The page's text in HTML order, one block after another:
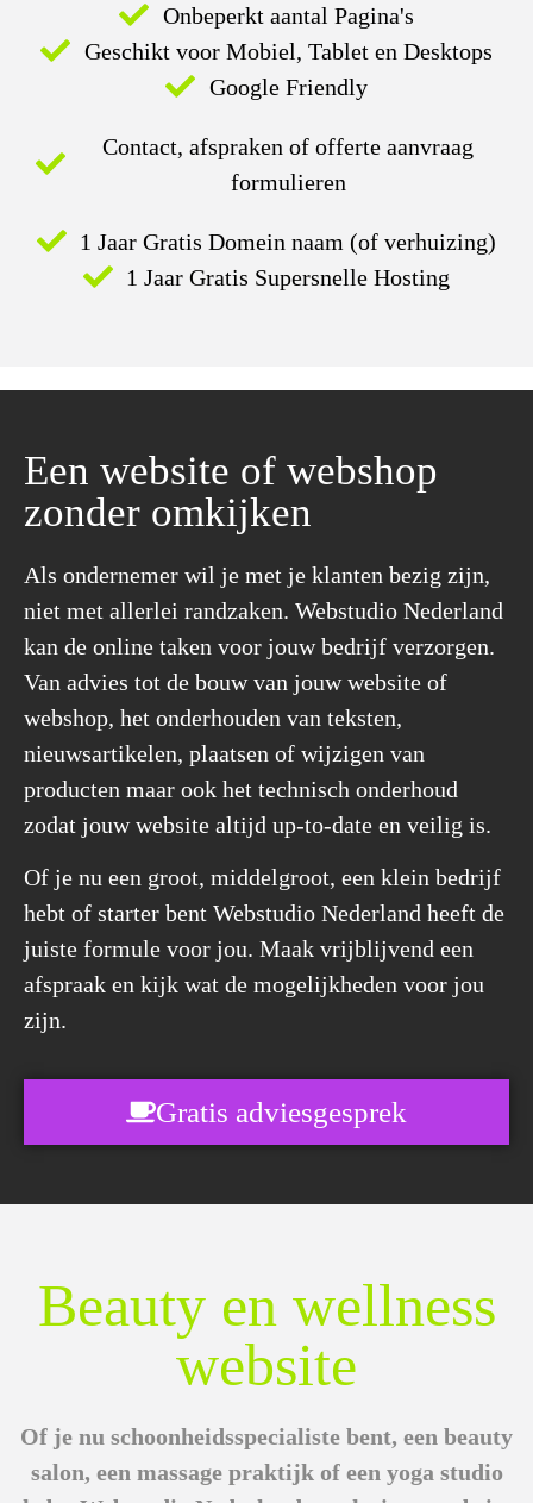
Onbeperkt aantal Pagina's
Geschikt voor Mobiel, Tablet en Desktops
Google Friendly
Contact, afspraken of offerte aanvraag
formulieren
1 Jaar Gratis Domein naam (of verhuizing)
1 Jaar Gratis Supersnelle Hosting
Een website of webshop
zonder omkijken
Als ondernemer wil je met je klanten bezig zijn,
niet met allerlei randzaken. Webstudio Nederland
kan de online taken voor jouw bedrijf verzorgen.
Van advies tot de bouw van jouw website of
webshop, het onderhouden van teksten,
nieuwsartikelen, plaatsen of wijzigen van
producten maar ook het technisch onderhoud
zodat jouw website altijd up-to-date en veilig is.
Of je nu een groot, middelgroot, een klein bedrijf
hebt of starter bent Webstudio Nederland heeft de
juiste formule voor jou. Maak vrijblijvend een
afspraak en kijk wat de mogelijkheden voor jou
zijn.
Gratis adviesgesprek
Beauty en wellness
website
Of je nu schoonheidsspecialiste bent, een beauty
salon, een massage praktijk of een yoga studio